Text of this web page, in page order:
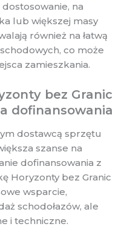
na
lub większej masy
również na łatwą
co może
zamieszkania.
bez Granic
dofinansowania
dostawcą sprzętu
szanse na
dofinansowania z
Horyzonty bez Granic
wsparcie,
schodołazów, ale
i techniczne.